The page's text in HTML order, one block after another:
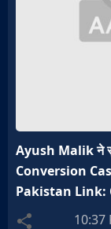
Ayush Malik ने
Conversion
Pakistan Link:
10:37